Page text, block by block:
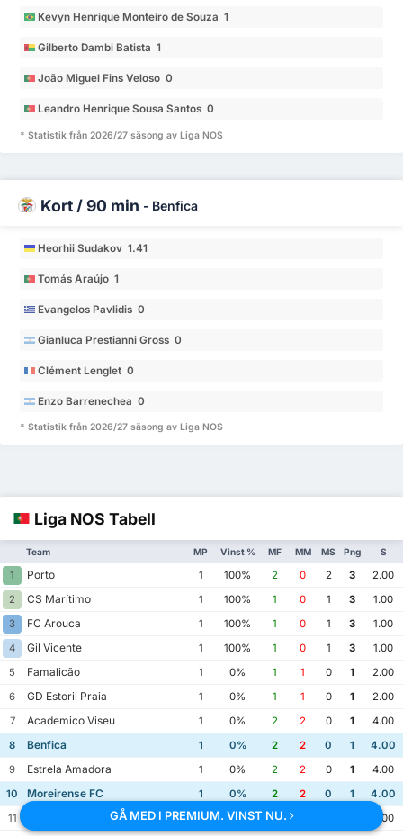
Kevyn Henrique Monteiro de Souza 1
Gilberto Dambi Batista 1
João Miguel Fins Veloso 0
Leandro Henrique Sousa Santos 0
* Statistik från 2026/27 säsong av Liga NOS
Kort / 90 min - Benfica
Heorhii Sudakov 1.41
Tomás Araújo 1
Evangelos Pavlidis 0
Gianluca Prestianni Gross 0
Clément Lenglet 0
Enzo Barrenechea 0
* Statistik från 2026/27 säsong av Liga NOS
Liga NOS Tabell
Team MP Vinst % MF MM MS Png S
1 Porto 1 100% 2 0 2 3
2.00
2
CS Marítimo 1 100% 1 0 1 3
1.00
3
FC Arouca 1 100% 1 0 1 3
1.00
4
Gil Vicente 1 100% 1 0 1 3
1.00
5
Famalicão 1 0% 1 1 0 1
2.00
6
GD Estoril Praia 1 0% 1 1 0 1
2.00
7
Academico Viseu 1 0% 2 2 0 1
4.00
8
Benfica 1 0% 2 2 0 1
4.00
9
Estrela Amadora 1 0% 2 2 0 1
4.00
10
Moreirense FC 1 0% 2 2 0 1
4.00
11
1 0% 2 4.00
GÅ MED I PREMIUM. VINST NU.